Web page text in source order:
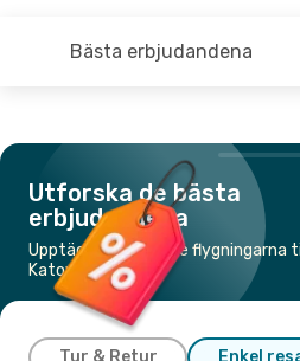
Bästa erbjudandena
Utforska de bästa
erbjudandena
Upptäck de billigaste flygningarna till
Katowice
Tur & Retur Enkel